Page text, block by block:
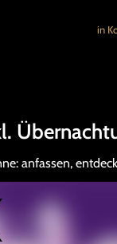
in
anfassen,